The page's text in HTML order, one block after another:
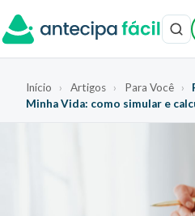
Início › Artigos › Para Você ›
Minha Vida: como simular e